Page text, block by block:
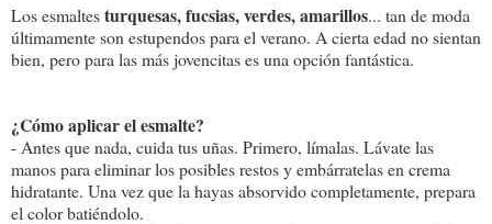
Los esmaltesturquesas, fucsias, verdes, amarillos... tan de moda
últimamente son estupendos para el verano. A cierta edad no sientan
bien, pero para las más jovencitas es una opción fantástica.
¿Cómo aplicar el esmalte?
- Antes que nada, cuida tus uñas. Primero, límalas. Lávate las
manos para eliminar los posibles restos y embárratelas en crema
hidratante. Una vez que la hayas absorvido completamente, prepara
el color batiéndolo.